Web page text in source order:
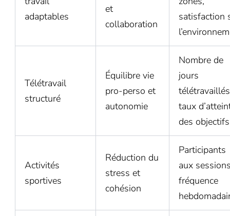
adaptables
et
collaboration
satisfaction
Télétravail
structuré
Équilibre vie
pro-perso et
autonomie
Nombre de
jours
taux
des objectifs
Activités
sportives
Réduction du
stress et
cohésion
Participants
aux
fréquence